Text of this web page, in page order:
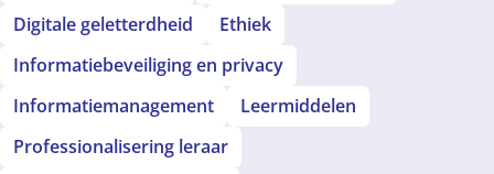
Digitale geletterdheid
Ethiek
Informatiebeveiliging en privacy
Informatiemanagement
Leermiddelen
Professionalisering leraar